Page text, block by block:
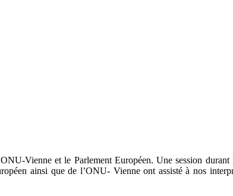
Vienne et le Parlement Européen. Une session
ainsi que de l’ONU- Vienne ont assisté à nos